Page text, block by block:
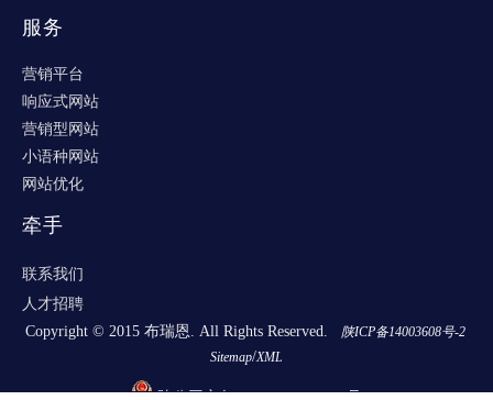
服务
营销平台
响应式网站
营销型网站
小语种网站
网站优化
牵手
联系我们
人才招聘
Copyright © 2015 布瑞恩. All Rights Reserved. 陕ICP备14003608号-2
Sitemap/XML